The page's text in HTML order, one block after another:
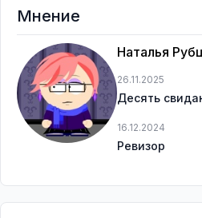
Мнение
Наталья
26.11.2025
Десять
16.12.2024
Ревизор